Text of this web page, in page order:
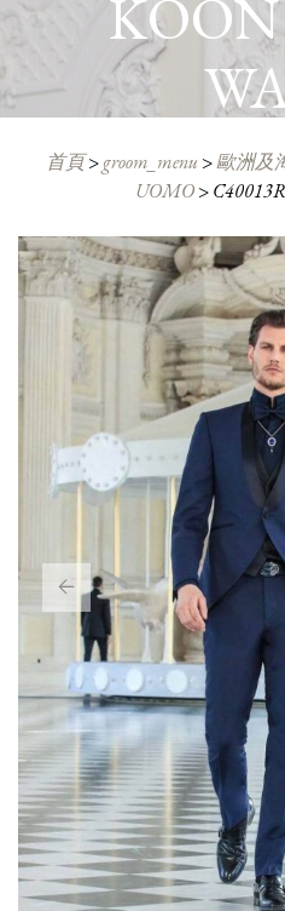
首頁>groom_menu>歐洲及
UOMO>